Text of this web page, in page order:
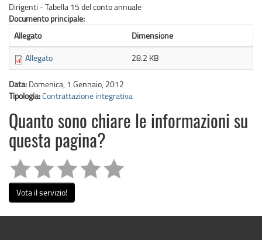
Dirigenti - Tabella 15 del conto annuale
Documento principale:
Allegato
Dimensione
Allegato
28.2 KB
Data: Domenica, 1 Gennaio, 2012
Tipologia:Contrattazione integrativa
Quanto sono chiare le informazioni su
questa pagina?
Vota il servizio!